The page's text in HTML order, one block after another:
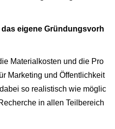
eigene Gründungsvorh
Materialkosten und die Pro
Marketing und Öffentlichkeit
so realistisch wie möglic
in allen Teilbereich